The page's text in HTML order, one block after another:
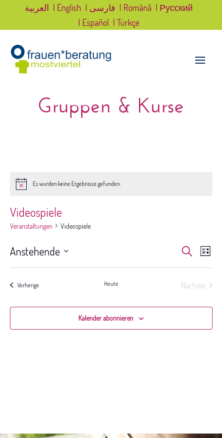
العربية | English | فارسی | Română | Русский
| Español | Türkçe
Gruppen & Kurse
Hinweis Es wurden keine Ergebnisse gefunden.
Videospiele
Veranstaltungen Videospiele
Suche
Suche Liste
Anstehende
VorherigeVeranstaltungen Heute
Nächste
Kalender abonnieren